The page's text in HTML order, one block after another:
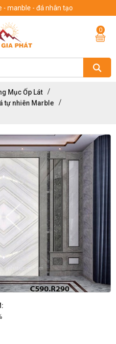
- manble - đá nhân tạo
0
Mục Ốp Lát
tự nhiên Marble